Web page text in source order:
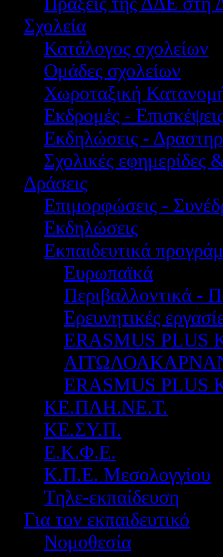
Σχολεία
Κατάλογος σχολείων
Ομάδες σχολείων
Χωροταξική
Εκδρομές -
Εκδηλώσεις -
Σχολικές εφημερίδες
Δράσεις
Επιμορφώσεις -
Εκδηλώσεις
Εκπαιδευτικά
Ευρωπαϊκά
Περιβαλλοντικά -
Ερευνητικές
ERASMUS PLUS
ERASMUS
ΚΕ.ΠΛΗ.ΝΕ.Τ.
ΚΕ.ΣΥ.Π.
Ε.Κ.Φ.Ε.
Κ.Π.Ε. Μεσολογγίου
Τηλε-εκπαίδευση
Για τον εκπαιδευτικό
Νομοθεσία